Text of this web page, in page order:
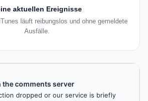
aktuellen Ereignisse
läuft reibungslos und ohne gemeldete
Ausfälle.
the comments server
dropped or our service is briefly